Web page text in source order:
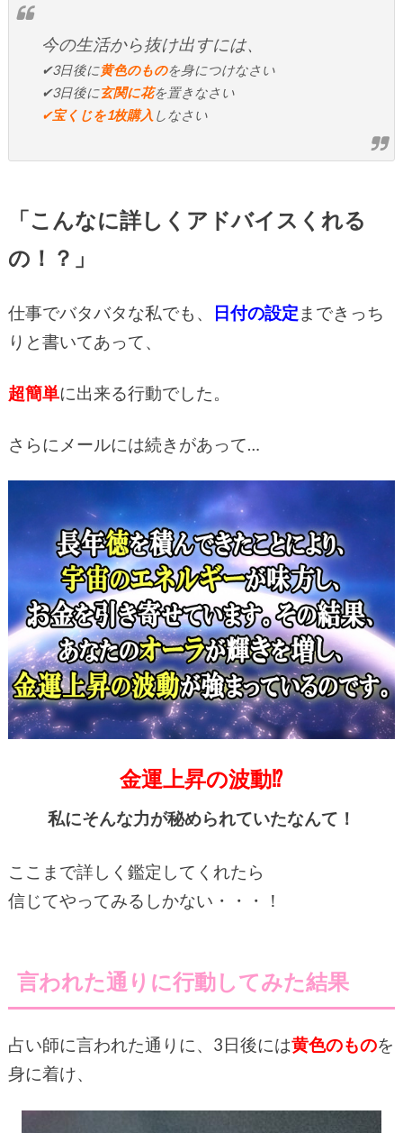
今の生活から抜け出すには、
✔3日後に黄色のものを身につけなさい
✔3日後に玄関に花を置きなさい
✔宝くじを1枚購入 しなさい
「こんなに詳しくアドバイスくれる
の！？」
仕事でバタバタな私でも、 日付の設定 まできっち
りと書いてあって、
超簡単に出来る行動でした。
さらにメールには続きがあって…
金運上昇の波動⁉
私にそんな力が秘められていたなんて！
ここまで詳しく鑑定してくれたら
信じてやってみるしかない・・・！
言われた通りに行動してみた結果
占い師に言われた通りに、3日後には黄色のものを
身に着け、